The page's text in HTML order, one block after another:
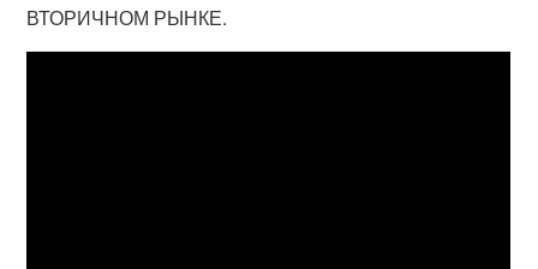
ВТОРИЧНОМ РЫНКЕ.